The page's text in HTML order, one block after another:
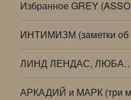
Избранное GREY
ИНТИМИЗМ (заметки об
ЛИНД ЛЕНДАС,
АРКАДИЙ и МАРК (три